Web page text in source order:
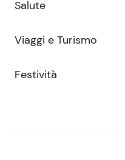
Salute
Viaggi e Turismo
Festività